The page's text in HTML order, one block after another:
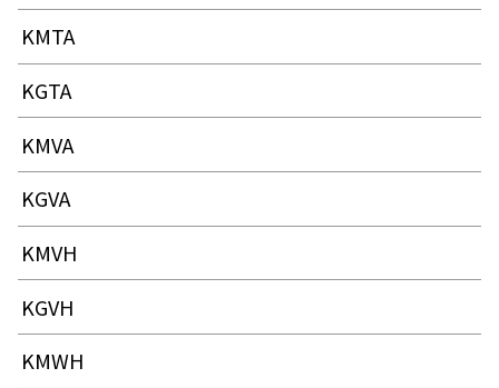
KMTA
KGTA
KMVA
KGVA
KMVH
KGVH
KMWH